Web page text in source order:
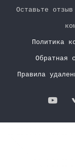
Оставьте
Политика
Обратная
Правила